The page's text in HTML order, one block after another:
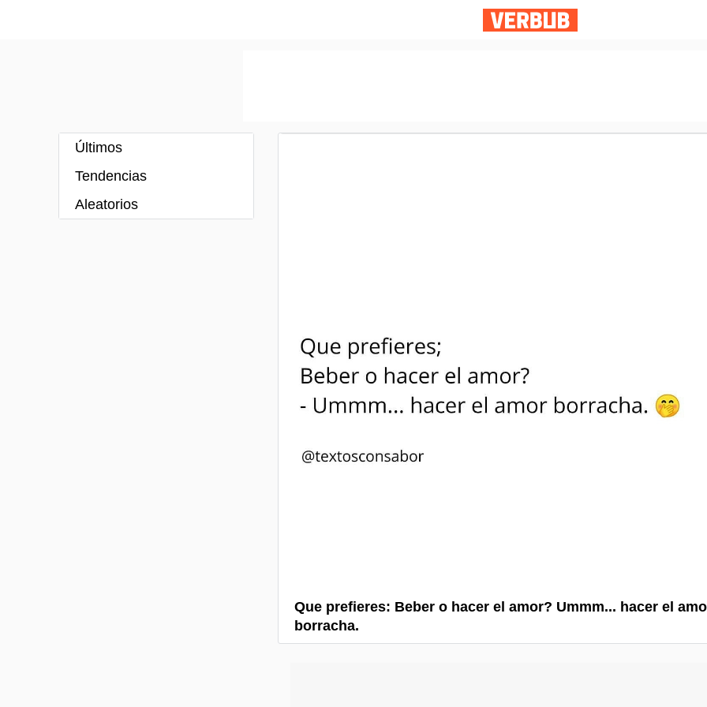
Últimos
Tendencias
Aleatorios
Que prefieres: Beber o hacer el amor? Ummm... hacer el
borracha.